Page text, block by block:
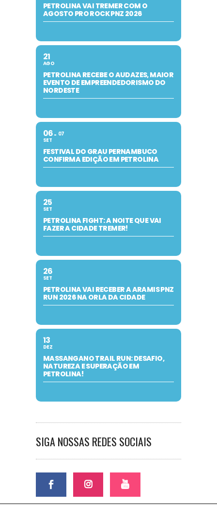
PETROLINA VAI TREMER COM O
AGOSTO PRO ROCK PNZ 2026
21
AGO
PETROLINA RECEBE O AUDAZES, MAIOR
EVENTO DE EMPREENDEDORISMO DO
NORDESTE
06
SET
07
FESTIVAL DO GRAU PERNAMBUCO
CONFIRMA EDIÇÃO EM PETROLINA
25
SET
PETROLINA FIGHT: A NOITE QUE VAI
FAZER A CIDADE TREMER!
26
SET
PETROLINA VAI RECEBER A ARAMIS PNZ
RUN 2026 NA ORLA DA CIDADE
13
DEZ
MASSANGANO TRAIL RUN: DESAFIO,
NATUREZA E SUPERAÇÃO EM
PETROLINA!
SIGA NOSSAS REDES SOCIAIS